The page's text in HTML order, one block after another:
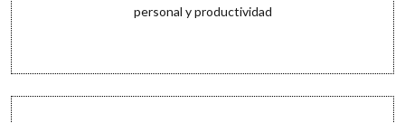
personal y productividad